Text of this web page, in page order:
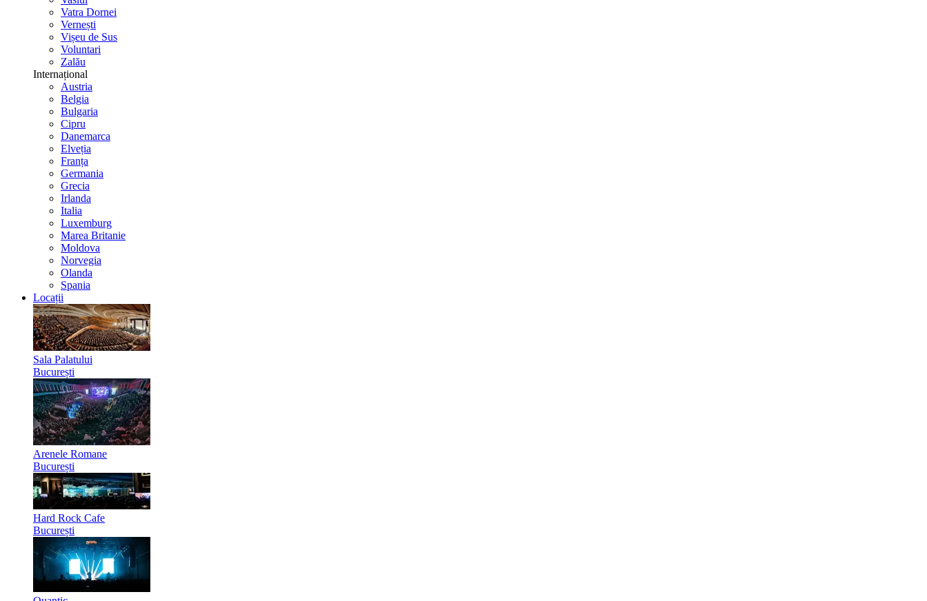
Vatra Dornei
Vernești
Vișeu de Sus
Voluntari
Zalău
Internațional
Austria
Belgia
Bulgaria
Cipru
Danemarca
Elveția
Franța
Germania
Grecia
Irlanda
Italia
Luxemburg
Marea Britanie
Moldova
Norvegia
Olanda
Spania
Locații
Sala Palatului
București
Arenele Romane
București
Hard Rock Cafe
București